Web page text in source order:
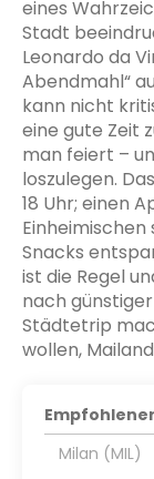
eines
Stadt
Leonardo da
Abendmahl“
kann nicht
eine gute Zeit
man feiert –
loszulegen.
18 Uhr; einen
Snacks
ist die Regel
nach
Städtetrip
wollen,
Milan (MIL)